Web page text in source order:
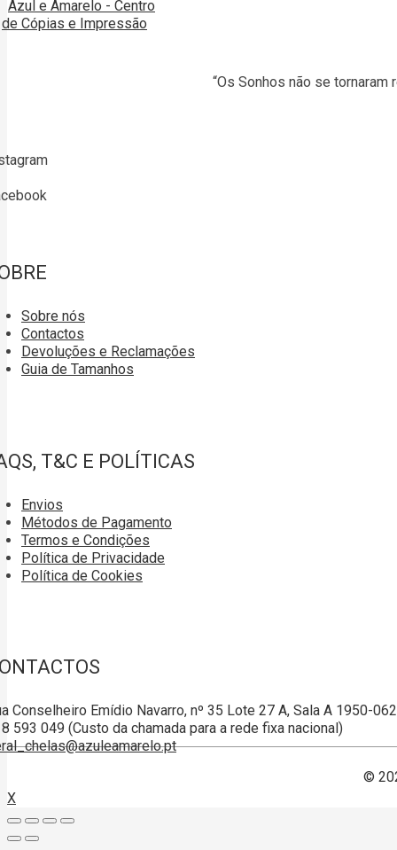
“Os Sonhos não se
Sobre nós
Contactos
Devoluções e Reclamações
Guia de Tamanhos
T&C E POLÍTICAS
Envios
Métodos de Pagamento
Termos e Condições
Política de Privacidade
Política de Cookies
Conselheiro Emídio Navarro, nº 35 Lote 27 A, Sala A 1950-
593 049 (Custo da chamada para a rede fixa nacional)
©
X